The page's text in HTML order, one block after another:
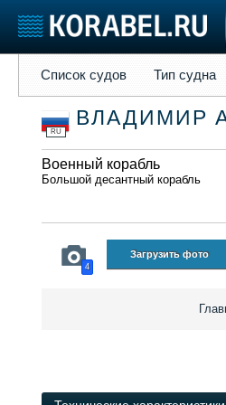
Судостроение
Пульс
Новости
Компании
Репутация
Журнал
Доска
Изделия
Список судов Тип судна
RU
ВЛАДИМИР
Военный корабль
Большой десантный корабль
4
Загрузить фото